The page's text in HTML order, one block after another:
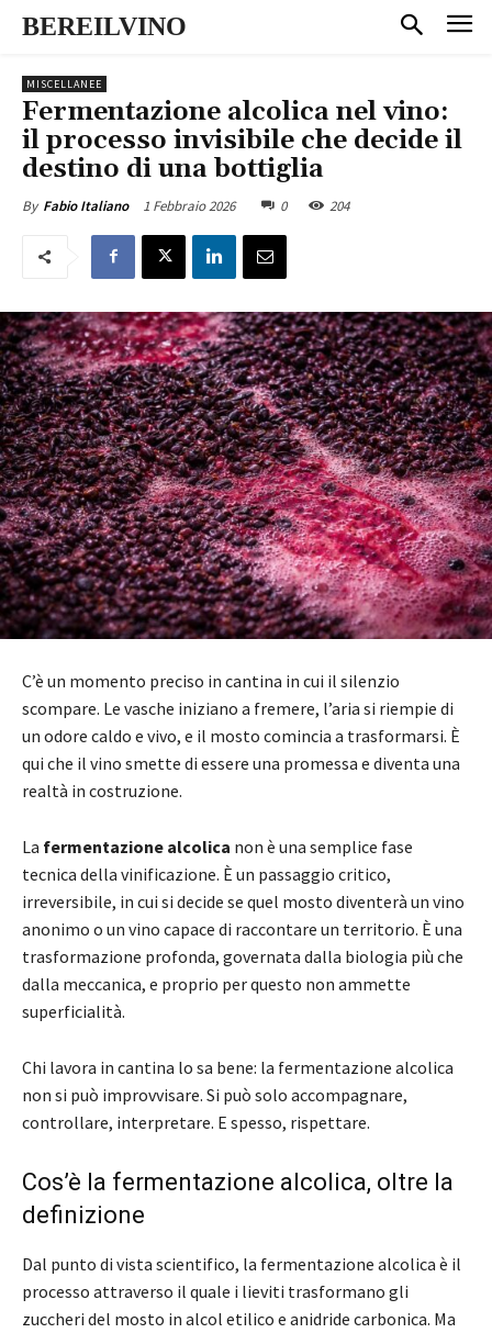
BEREILVINO
MISCELLANEE
Fermentazione alcolica nel vino:
il processo invisibile che decide il
destino di una bottiglia
By Fabio Italiano 1 Febbraio 2026 0 204
C’è un momento preciso in cantina in cui il silenzio
scompare. Le vasche iniziano a fremere, l’aria si riempie di
un odore caldo e vivo, e il mosto comincia a trasformarsi. È
qui che il vino smette di essere una promessa e diventa una
realtà in costruzione.
La fermentazione alcolica non è una semplice fase
tecnica della vinificazione. È un passaggio critico,
irreversibile, in cui si decide se quel mosto diventerà un vino
anonimo o un vino capace di raccontare un territorio. È una
trasformazione profonda, governata dalla biologia più che
dalla meccanica, e proprio per questo non ammette
superficialità.
Chi lavora in cantina lo sa bene: la fermentazione alcolica
non si può improvvisare. Si può solo accompagnare,
controllare, interpretare. E spesso, rispettare.
Cos’è la fermentazione alcolica, oltre la
definizione
Dal punto di vista scientifico, la fermentazione alcolica è il
processo attraverso il quale i lieviti trasformano gli
zuccheri del mosto in alcol etilico e anidride carbonica. Ma